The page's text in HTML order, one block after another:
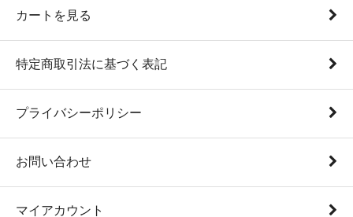
カートを見る
特定商取引法に基づく表記
プライバシーポリシー
お問い合わせ
マイアカウント